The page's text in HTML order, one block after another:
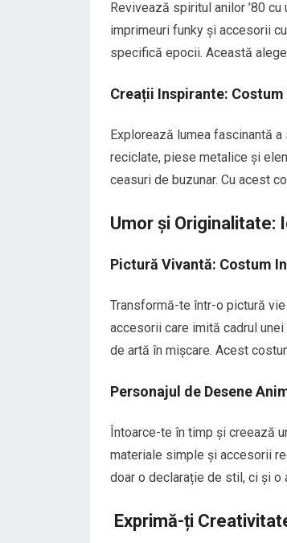
Revivează spiritul anilor ’80
imprimeuri funky și accesorii
specifică epocii. Această
Creații Inspirante: Costum
Explorează lumea fascinantă
reciclate, piese metalice și
ceasuri de buzunar. Cu acest
Umor și Originalitate:
Pictură Vivantă: Costum
Transformă-te într-o pictură
accesorii care imită cadrul
de artă în mișcare. Acest
Personajul de Desene
Întoarce-te în timp și creează
materiale simple și accesorii
doar o declarație de stil, ci și o
Exprimă-ți